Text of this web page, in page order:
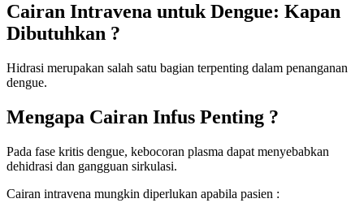
Cairan Intravena untuk Dengue: Kapan
Dibutuhkan ?
Hidrasi merupakan salah satu bagian terpenting dalam penanganan
dengue.
Mengapa Cairan Infus Penting ?
Pada fase kritis dengue, kebocoran plasma dapat menyebabkan
dehidrasi dan gangguan sirkulasi.
Cairan intravena mungkin diperlukan apabila pasien :